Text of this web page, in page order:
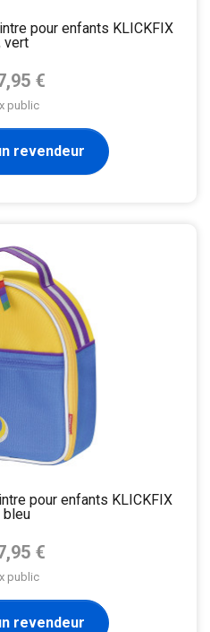
pour enfants KLICKFIX
vert
de base
€
public
revendeur
pour enfants KLICKFIX
bleu
de base
€
public
revendeur